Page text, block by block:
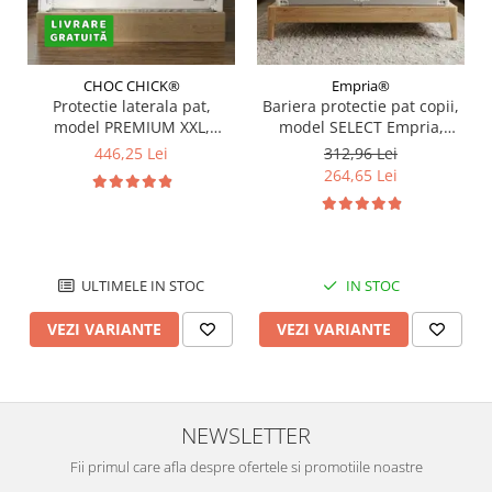
CHOC CHICK®
Protectie laterala pat,
model PREMIUM XXL,
interconectabila, reglabila
ajustabila pana la 97 cm,
446,25 Lei
ULTIMELE IN STOC
VEZI VARIANTE
Empria®
Bariera protectie pat copii,
model SELECT Empria,
interconectabila, reglabila
si culisanta, inaltime
ajustabila pana la 88 cm,
Diverse dimensiuni
312,96 Lei
264,65 Lei
IN STOC
VEZI VARIANTE
NEWSLETTER
Fii primul care afla despre ofertele si promotiile noastre